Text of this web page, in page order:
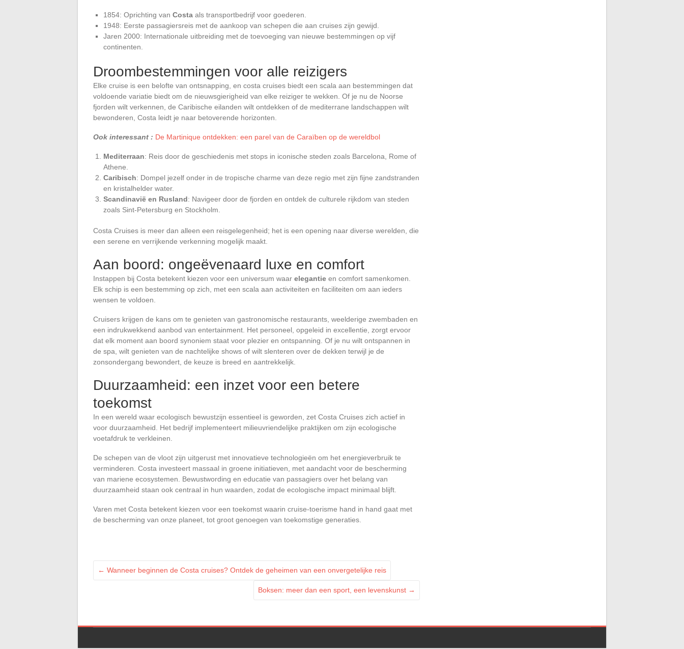
1854: Oprichting van Costa als transportbedrijf voor goederen.
1948: Eerste passagiersreis met de aankoop van schepen die aan cruises zijn gewijd.
Jaren 2000: Internationale uitbreiding met de toevoeging van nieuwe bestemmingen op vijf
continenten.
Droombestemmingen voor alle reizigers
Elke cruise is een belofte van ontsnapping, en costa cruises biedt een scala aan bestemmingen dat
voldoende variatie biedt om de nieuwsgierigheid van elke reiziger te wekken. Of je nu de Noorse
fjorden wilt verkennen, de Caribische eilanden wilt ontdekken of de mediterrane landschappen wilt
bewonderen, Costa leidt je naar betoverende horizonten.
Ook interessant : De Martinique ontdekken: een parel van de Caraïben op de wereldbol
Mediterraan: Reis door de geschiedenis met stops in iconische steden zoals Barcelona, Rome of
Athene.
Caribisch: Dompel jezelf onder in de tropische charme van deze regio met zijn fijne zandstranden
en kristalhelder water.
Scandinavië en Rusland: Navigeer door de fjorden en ontdek de culturele rijkdom van steden
zoals Sint-Petersburg en Stockholm.
Costa Cruises is meer dan alleen een reisgelegenheid; het is een opening naar diverse werelden, die
een serene en verrijkende verkenning mogelijk maakt.
Aan boord: ongeëvenaard luxe en comfort
Instappen bij Costa betekent kiezen voor een universum waar elegantie en comfort samenkomen.
Elk schip is een bestemming op zich, met een scala aan activiteiten en faciliteiten om aan ieders
wensen te voldoen.
Cruisers krijgen de kans om te genieten van gastronomische restaurants, weelderige zwembaden en
een indrukwekkend aanbod van entertainment. Het personeel, opgeleid in excellentie, zorgt ervoor
dat elk moment aan boord synoniem staat voor plezier en ontspanning. Of je nu wilt ontspannen in
de spa, wilt genieten van de nachtelijke shows of wilt slenteren over de dekken terwijl je de
zonsondergang bewondert, de keuze is breed en aantrekkelijk.
Duurzaamheid: een inzet voor een betere
toekomst
In een wereld waar ecologisch bewustzijn essentieel is geworden, zet Costa Cruises zich actief in
voor duurzaamheid. Het bedrijf implementeert milieuvriendelijke praktijken om zijn ecologische
voetafdruk te verkleinen.
De schepen van de vloot zijn uitgerust met innovatieve technologieën om het energieverbruik te
verminderen. Costa investeert massaal in groene initiatieven, met aandacht voor de bescherming
van mariene ecosystemen. Bewustwording en educatie van passagiers over het belang van
duurzaamheid staan ook centraal in hun waarden, zodat de ecologische impact minimaal blijft.
Varen met Costa betekent kiezen voor een toekomst waarin cruise-toerisme hand in hand gaat met
de bescherming van onze planeet, tot groot genoegen van toekomstige generaties.
← Wanneer beginnen de Costa cruises? Ontdek de geheimen van een onvergetelijke reis
Boksen: meer dan een sport, een levenskunst →